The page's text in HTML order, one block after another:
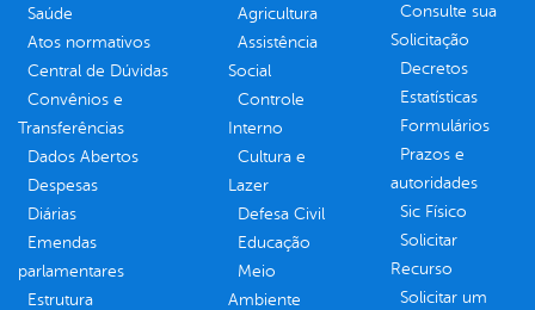
Saúde
Atos normativos
Central de Dúvidas
Convênios e
Transferências
Dados Abertos
Despesas
Diárias
Emendas
parlamentares
Estrutura
Agricultura
Assistência
Social
Controle
Interno
Cultura e
Lazer
Defesa Civil
Educação
Meio
Ambiente
Consulte sua
Solicitação
Decretos
Estatísticas
Formulários
Prazos e
autoridades
Sic Físico
Solicitar
Recurso
Solicitar um